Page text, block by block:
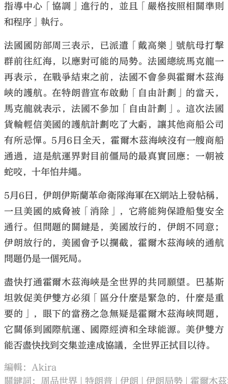
指導中心「協調」進行的，並且「嚴格按照相關準則
和程序」執行。
法國國防部周三表示，已派遣「戴高樂」號航母打擊
群前往紅海，以應對可能的局勢。法國總統馬克龍一
再表示，在戰爭結束之前，法國不會參與霍爾木茲海
峽的護航。在特朗普宣布啟動「自由計劃」的當天，
馬克龍就表示，法國不參加「自由計劃」。這次法國
貨輪輕信美國的護航計劃吃了大虧，讓其他商船公司
有所忌憚。5月6日全天，霍爾木茲海峽沒有一艘商船
通過，這是航運界對目前僵局的最真實回應：一朝被
蛇咬，十年怕井繩。
5月6日，伊朗伊斯蘭革命衛隊海軍在X網站上發帖稱，
一旦美國的威脅被「消除」，它將能夠保證船隻安全
通行。但問題的關鍵是，美國放行的，伊朗不同意；
伊朗放行的，美國會予以攔截，霍爾木茲海峽的通航
問題仍是一個死局。
盡快打通霍爾木茲海峽是全世界的共同願望。巴基斯
坦敦促美伊雙方必須「區分什麼是緊急的，什麼是重
要的」，眼下的當務之急無疑是霍爾木茲海峽問題，
它關係到國際航運、國際經濟和全球能源。美伊雙方
能否盡快找到交集並達成協議，全世界正拭目以待。
編輯：Akira
關鍵詞： 周品世界 特朗普 伊朗 伊朗局勢 霍爾木